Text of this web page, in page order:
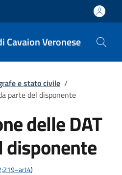
Cavaion Veronese
e stato civile /
parte del disponente
delle DAT
disponente
)